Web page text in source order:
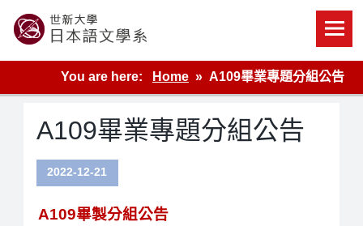
content
世新大學教學單位的網站
You are here:
Home A109畢業專題分組公告
A109畢業專題分組公告
2022-12-21
A109畢製分組公告